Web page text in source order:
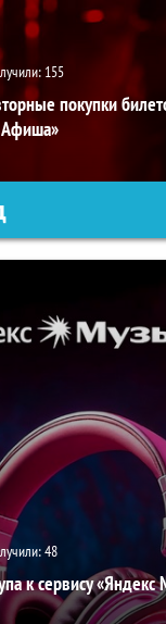
155
покупки
Афиша»
48
к сервису «Яндекс